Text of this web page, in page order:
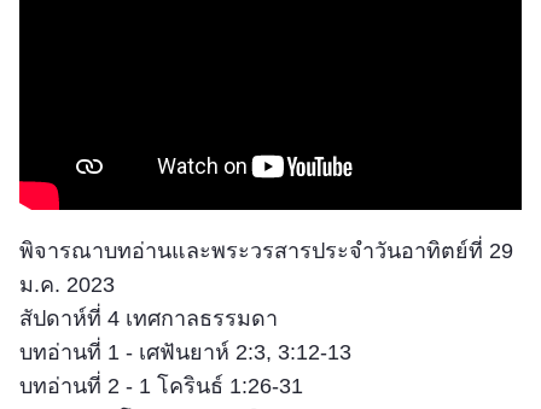
พิจารณาบทอ่านและพระวรสารประจำวันอาทิตย์ที่ 29
ม.ค. 2023
สัปดาห์ที่ 4 เทศกาลธรรมดา
บทอ่านที่ 1 - เศฟันยาห์ 2:3, 3:12-13
บทอ่านที่ 2 - 1 โครินธ์ 1:26-31